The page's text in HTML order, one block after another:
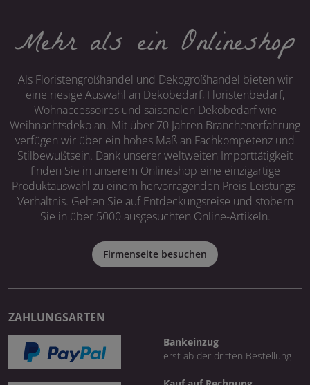
Mehr als ein Onlineshop
Als Floristengroßhandel und Dekogroßhandel bieten wir
eine riesige Auswahl an Dekobedarf, Floristenbedarf,
Wohnaccessoires und saisonalen Dekobedarf wie
Weihnachtsdeko an. Mit über 70 Jahren Branchenerfahrung
verfügen wir über ein hohes Maß an Fachkompetenz und
Stilbewußtsein. Dank unserer weltweiten Importtätigkeit
finden Sie in unserem Onlineshop eine einzigartige
Produktauswahl zu einem hervorragenden Preis-Leistungs-
Verhältnis. Gehen Sie auf Entdeckungsreise und stöbern
Sie in über 5000 ausgesuchten Online-Artikeln.
Firmenseite besuchen
ZAHLUNGSARTEN
Bankeinzug
erst ab der dritten Bestellung